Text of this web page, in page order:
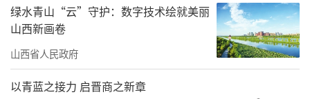
理诊断到免疫组化技术落地，多项此前空缺的
医疗技术得以实现，使当地诊疗服务能力得到
大幅提升。
据悉，山西第五批援疆工作队在工作期
绿水青山“云”守护：数字技术绘就美丽
山西新画卷
山西省人民政府
以青蓝之接力 启晋商之新章